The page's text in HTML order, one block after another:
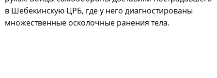
в Шебекинскую ЦРБ, где у него диагностированы
множественные осколочные ранения тела.